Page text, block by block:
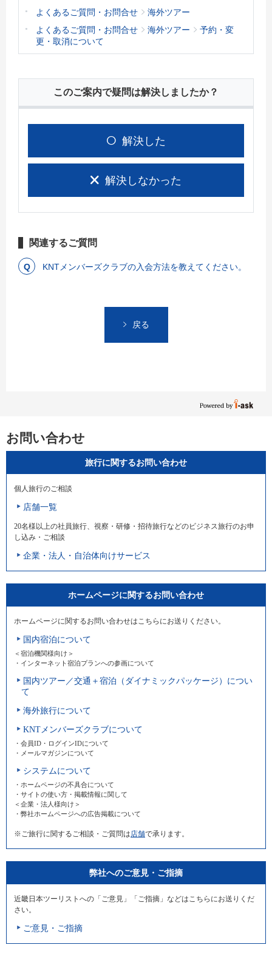
よくあるご質問・お問合せ
海外ツアー
よくあるご質問・お問合せ
海外ツアー
予約・変
更・取消について
このご案内で疑問は解決しましたか？
解決した
解決しなかった
関連するご質問
KNTメンバーズクラブの入会方法を教えてください。
戻る
お問い合わせ
旅行に関するお問い合わせ
個人旅行のご相談
店舗一覧
20名様以上の社員旅行、視察・研修・招待旅行などのビジネス旅行のお申
し込み・ご相談
企業・法人・自治体向けサービス
ホームページに関するお問い合わせ
ホームページに関するお問い合わせはこちらにお送りください。
国内宿泊について
＜宿泊機関様向け＞
・インターネット宿泊プランへの参画について
国内ツアー／交通＋宿泊（ダイナミックパッケージ）につい
て
海外旅行について
KNTメンバーズクラブについて
・会員ID・ログインIDについて
・メールマガジンについて
システムについて
・ホームページの不具合について
・サイトの使い方・掲載情報に関して
＜企業・法人様向け＞
・弊社ホームページへの広告掲載について
※ご旅行に関するご相談・ご質問は 店舗で承ります。
弊社へのご意見・ご指摘
近畿日本ツーリストへの「ご意見」「ご指摘」などはこちらにお送りくだ
さい。
ご意見・ご指摘